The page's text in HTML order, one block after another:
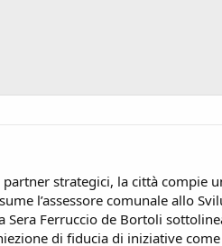
strategici, la città
l’assessore comunale allo
Ferruccio de Bortoli
di fiducia di iniziative